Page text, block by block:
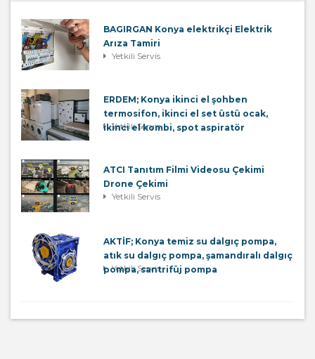
BAGIRGAN Konya elektrikçi Elektrik
Arıza Tamiri
Yetkili Servis
ERDEM; Konya ikinci el şohben
termosifon, ikinci el set üstü ocak,
ikinci el kombi, spot aspiratör
Yetkili Servis
ATCI Tanıtım Filmi Videosu Çekimi
Drone Çekimi
Yetkili Servis
AKTİF; Konya temiz su dalgıç pompa,
atık su dalgıç pompa, şamandıralı dalgıç
pompa, santrifüj pompa
Yetkili Servis